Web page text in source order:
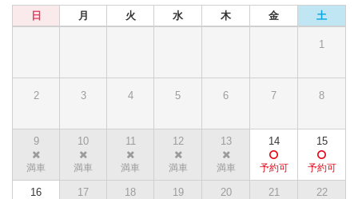
日 月 火 水 木 金 土
1
2 3 4 5 6 7 8
9 10 11 12 13 14 15
16 17 18 19 20 21 22